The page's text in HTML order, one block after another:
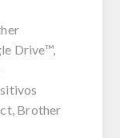
Drive™,
Brother